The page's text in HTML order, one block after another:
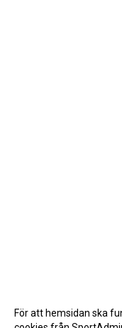
För att hemsidan ska